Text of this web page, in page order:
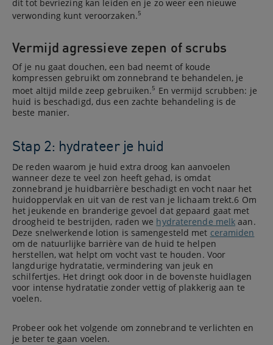
dit tot bevriezing kan leiden en je zo weer een nieuwe
verwonding kunt veroorzaken.5
Vermijd agressieve zepen of scrubs
Of je nu gaat douchen, een bad neemt of koude
kompressen gebruikt om zonnebrand te behandelen, je
moet altijd milde zeep gebruiken.5 En vermijd scrubben: je
huid is beschadigd, dus een zachte behandeling is de
beste manier.
Stap 2: hydrateer je huid
De reden waarom je huid extra droog kan aanvoelen
wanneer deze te veel zon heeft gehad, is omdat
zonnebrand je huidbarrière beschadigt en vocht naar het
huidoppervlak en uit van de rest van je lichaam trekt.6 Om
het jeukende en branderige gevoel dat gepaard gaat met
droogheid te bestrijden, raden we hydraterende melk aan.
Deze snelwerkende lotion is samengesteld met ceramiden
om de natuurlijke barrière van de huid te helpen
herstellen, wat helpt om vocht vast te houden. Voor
langdurige hydratatie, vermindering van jeuk en
schilfertjes. Het dringt ook door in de bovenste huidlagen
voor intense hydratatie zonder vettig of plakkerig aan te
voelen.
Probeer ook het volgende om zonnebrand te verlichten en
je beter te gaan voelen.